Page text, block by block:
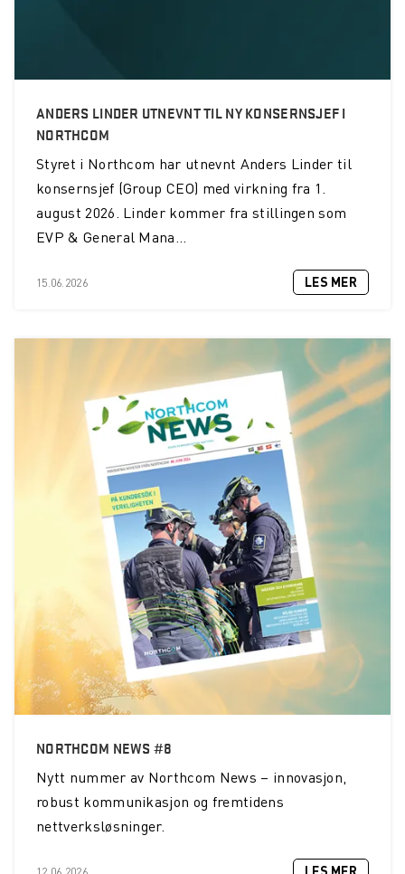
ANDERS LINDER UTNEVNT TIL NY KONSERNSJEF I
NORTHCOM
Styret i Northcom har utnevnt Anders Linder til
konsernsjef (Group CEO) med virkning fra 1.
august 2026. Linder kommer fra stillingen som
EVP & General Mana...
15.06.2026 LES MER
NORTHCOM NEWS #8
Nytt nummer av Northcom News – innovasjon,
robust kommunikasjon og fremtidens
nettverksløsninger.